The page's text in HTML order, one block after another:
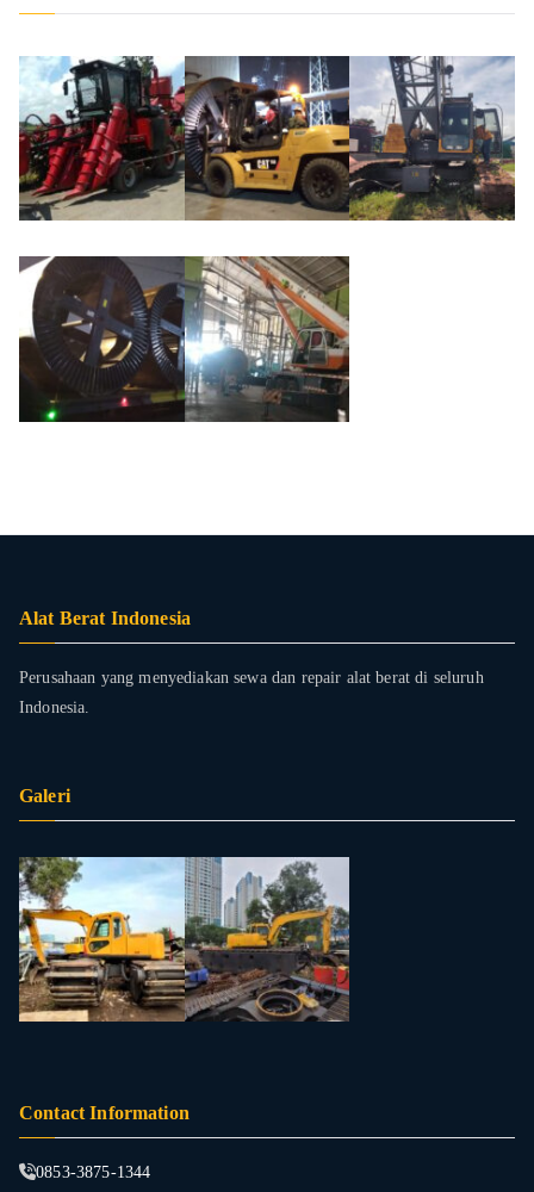
Alat Berat Indonesia
Perusahaan yang menyediakan sewa dan repair alat berat di seluruh
Indonesia.
Galeri
Contact Information
0853-3875-1344